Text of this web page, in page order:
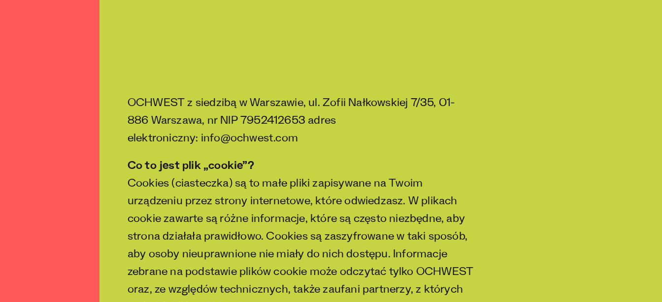
OCHWEST z siedzibą w Warszawie, ul. Zofii Nałkowskiej 7/35, 01-
886 Warszawa, nr NIP 7952412653 adres
elektroniczny: info@ochwest.com
Co to jest plik „cookie”?
Cookies (ciasteczka) są to małe pliki zapisywane na Twoim
urządzeniu przez strony internetowe, które odwiedzasz. W plikach
cookie zawarte są różne informacje, które są często niezbędne, aby
strona działała prawidłowo. Cookies są zaszyfrowane w taki sposób,
aby osoby nieuprawnione nie miały do nich dostępu. Informacje
zebrane na podstawie plików cookie może odczytać tylko OCHWEST
oraz, ze względów technicznych, także zaufani partnerzy, z których